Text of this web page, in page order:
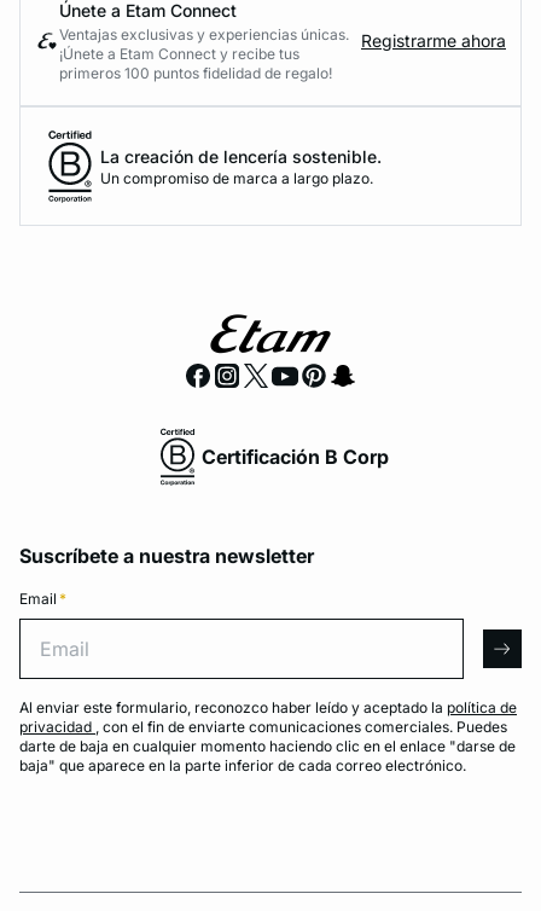
Únete a Etam Connect
Ventajas exclusivas y experiencias únicas.
¡Únete a Etam Connect y recibe tus
primeros 100 puntos fidelidad de regalo!
Registrarme ahora
La creación de lencería sostenible.
Un compromiso de marca a largo plazo.
Certificación B Corp
Suscríbete a nuestra newsletter
Email *
Al enviar este formulario, reconozco haber leído y aceptado la política de
privacidad , con el fin de enviarte comunicaciones comerciales. Puedes
darte de baja en cualquier momento haciendo clic en el enlace "darse de
baja" que aparece en la parte inferior de cada correo electrónico.